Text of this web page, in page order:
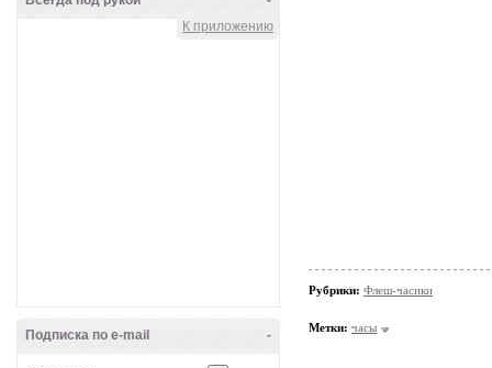
К приложению
-
Подписка по e-mail
Рубрики: Флеш-часики
Метки: часы